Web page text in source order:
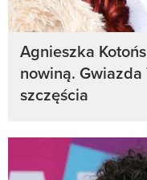
Agnieszka
nowiną.
szczęścia